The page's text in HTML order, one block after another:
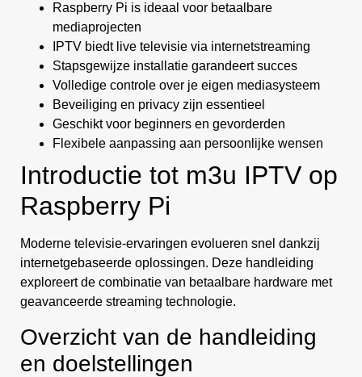
Raspberry Pi is ideaal voor betaalbare
mediaprojecten
IPTV biedt live televisie via internetstreaming
Stapsgewijze installatie garandeert succes
Volledige controle over je eigen mediasysteem
Beveiliging en privacy zijn essentieel
Geschikt voor beginners en gevorderden
Flexibele aanpassing aan persoonlijke wensen
Introductie tot m3u IPTV op
Raspberry Pi
Moderne televisie-ervaringen evolueren snel dankzij
internetgebaseerde oplossingen. Deze handleiding
exploreert de combinatie van betaalbare hardware met
geavanceerde streaming technologie.
Overzicht van de handleiding
en doelstellingen